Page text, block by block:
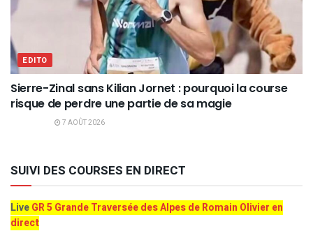
EDITO
Sierre-Zinal sans Kilian Jornet : pourquoi la course
risque de perdre une partie de sa magie
7 AOÛT 2026
SUIVI DES COURSES EN DIRECT
LiveGR 5 Grande Traversée des Alpes de Romain Olivier en
direct